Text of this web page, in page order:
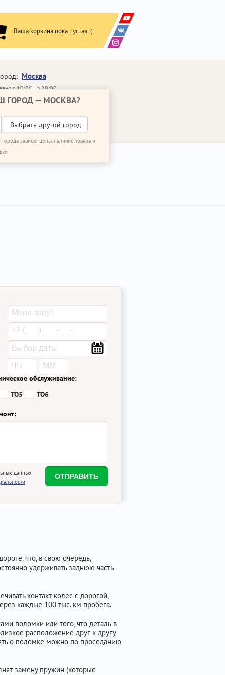
Ваша корзина пока пустая :(
Москва
ГОРОД — МОСКВА?
Выбрать другой город
зависят цены, наличие товара и
с 10:00 до 20:00
648-64-30
МНЕ
обслуживание:
ТО5 ТО6
данных
что, в свою очередь,
удерживать заднюю часть
контакт колес с дорогой,
каждые 100 тыс. км пробега.
поломки или того, что деталь в
расположение друг к другу
о поломке можно по проседанию
замену пружин (которые